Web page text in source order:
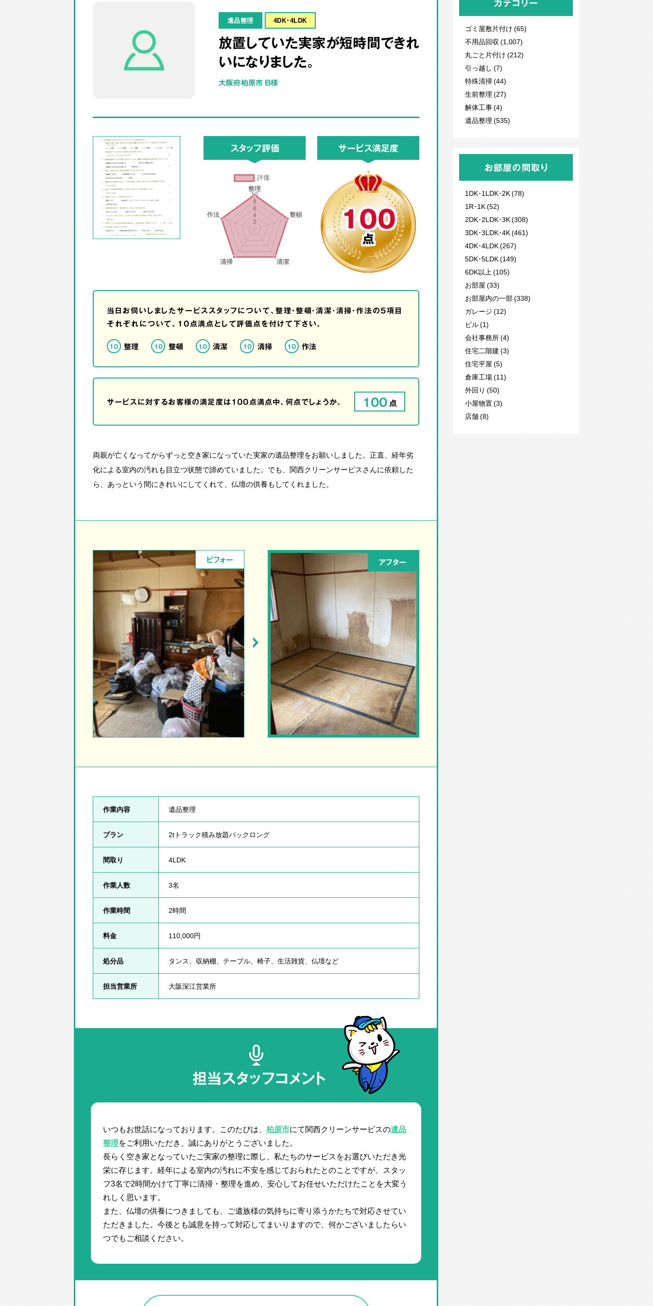
遺品整理 4DK･4LDK
放置していた実家が短時間できれ
いになりました。
大阪府柏原市 B様
スタッフ評価 サービス満足度
100
点
当日お伺いしましたサービススタッフについて、整理・整頓・清潔・清掃・作法の5項目
それぞれについて、10点満点として評価点を付けて下さい。
10 整理 10 整頓 10 清潔 10 清掃 10 作法
サービスに対するお客様の満足度は100点満点中、何点でしょうか。 100点
両親が亡くなってからずっと空き家になっていた実家の遺品整理をお願いしました。正直、経年劣
化による室内の汚れも目立つ状態で諦めていました。でも、関西クリーンサービスさんに依頼した
ら、あっという間にきれいにしてくれて、仏壇の供養もしてくれました。
ビフォー アフター
作業内容 遺品整理
プラン 2tトラック積み放題パックロング
間取り 4LDK
作業人数 3名
作業時間 2時間
料金 110,000円
処分品 タンス、収納棚、テーブル、椅子、生活雑貨、仏壇など
担当営業所 大阪深江営業所
担当スタッフコメント
いつもお世話になっております。このたびは、 柏原市にて関西クリーンサービスの遺品
整理をご利用いただき、誠にありがとうございました。
長らく空き家となっていたご実家の整理に際し、私たちのサービスをお選びいただき光
栄に存じます。経年による室内の汚れに不安を感じておられたとのことですが、スタッ
フ3名で2時間かけて丁寧に清掃・整理を進め、安心してお任せいただけたことを大変う
れしく思います。
また、仏壇の供養につきましても、ご遺族様の気持ちに寄り添うかたちで対応させてい
ただきました。今後とも誠意を持って対応してまいりますので、何かございましたらい
つでもご相談ください。
カテゴリー
ゴミ屋敷片付け (65)
不用品回収 (1,007)
丸ごと片付け (212)
引っ越し (7)
特殊清掃 (44)
生前整理 (27)
解体工事 (4)
遺品整理 (535)
お部屋の間取り
1DK･1LDK･2K (78)
1R･1K (52)
2DK･2LDK･3K (308)
3DK･3LDK･4K (461)
4DK･4LDK (267)
5DK･5LDK (149)
6DK以上 (105)
お部屋 (33)
お部屋内の一部 (338)
ガレージ (12)
ビル (1)
会社事務所 (4)
住宅二階建 (3)
住宅平屋 (5)
倉庫工場 (11)
外回り (50)
小屋物置 (3)
店舗 (8)